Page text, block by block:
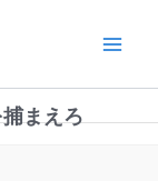
まえろ